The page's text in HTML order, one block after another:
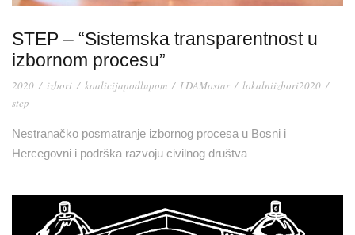
STEP – “Sistemska transparentnost u
izbornom procesu”
2020 / izbori / koalicijapodlupom / LDAMostar / lokalniizbori2020 /
step
Nestranačko posmatranje izbornog procesa u Bosni i
Hercegovni i podrška razvoju civilnog društva